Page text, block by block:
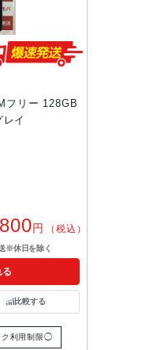
フリー 128GB
イ
円 （税込）
※休日を除く
る
比較する
ク利用制限◯